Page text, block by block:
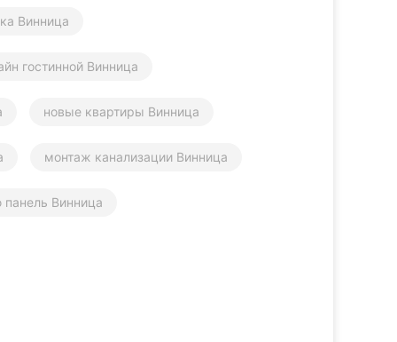
Винница
гостинной Винница
новые квартиры Винница
монтаж канализации Винница
панель Винница